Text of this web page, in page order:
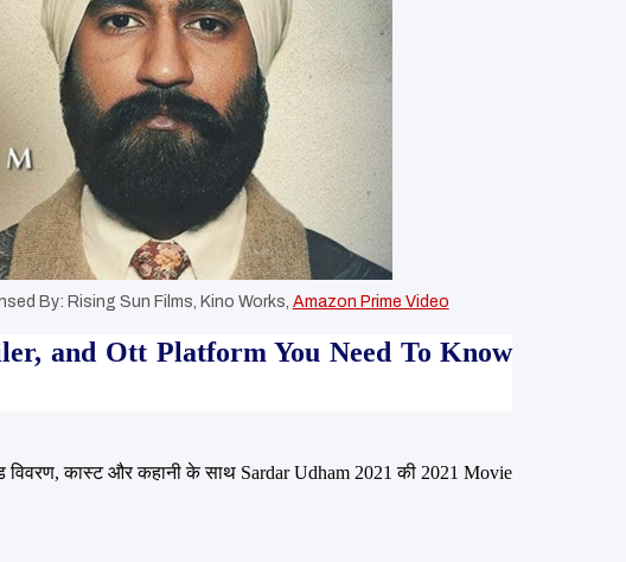
By: Rising Sun Films, Kino Works, Amazon Prime Video
and Ott Platform You Need To Know
विवरण, कास्ट और कहानी के साथ Sardar Udham 2021 की 2021 Movie